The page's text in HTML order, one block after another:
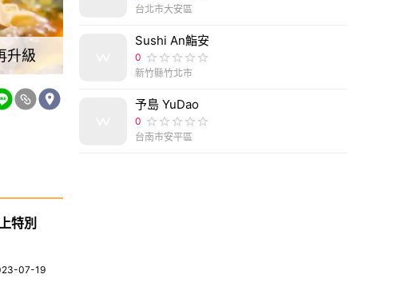
升級 政武牛肉麵-台北東區頂好商圈排隊牛肉麵店，蘋
特別
07-19
台北市大安區
Sushi An鮨安
0
新竹縣竹北市
予島 YuDao
0
台南市安平區